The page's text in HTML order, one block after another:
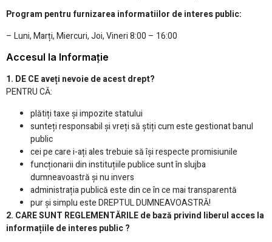
Program pentru furnizarea informatiilor de interes public:
– Luni, Marți, Miercuri, Joi, Vineri 8:00 – 16:00
Accesul la Informație
1. DE CE aveți nevoie de acest drept?
PENTRU CĂ:
plătiți taxe și impozite statului
sunteți responsabil și vreți să știți cum este gestionat banul
public
cei pe care i-ați ales trebuie să își respecte promisiunile
funcționarii din instituțiile publice sunt în slujba
dumneavoastră și nu invers
administrația publică este din ce în ce mai transparentă
pur și simplu este DREPTUL DUMNEAVOASTRĂ!
2. CARE SUNT REGLEMENTĂRILE de bază privind liberul acces la
informațiile de interes public ?